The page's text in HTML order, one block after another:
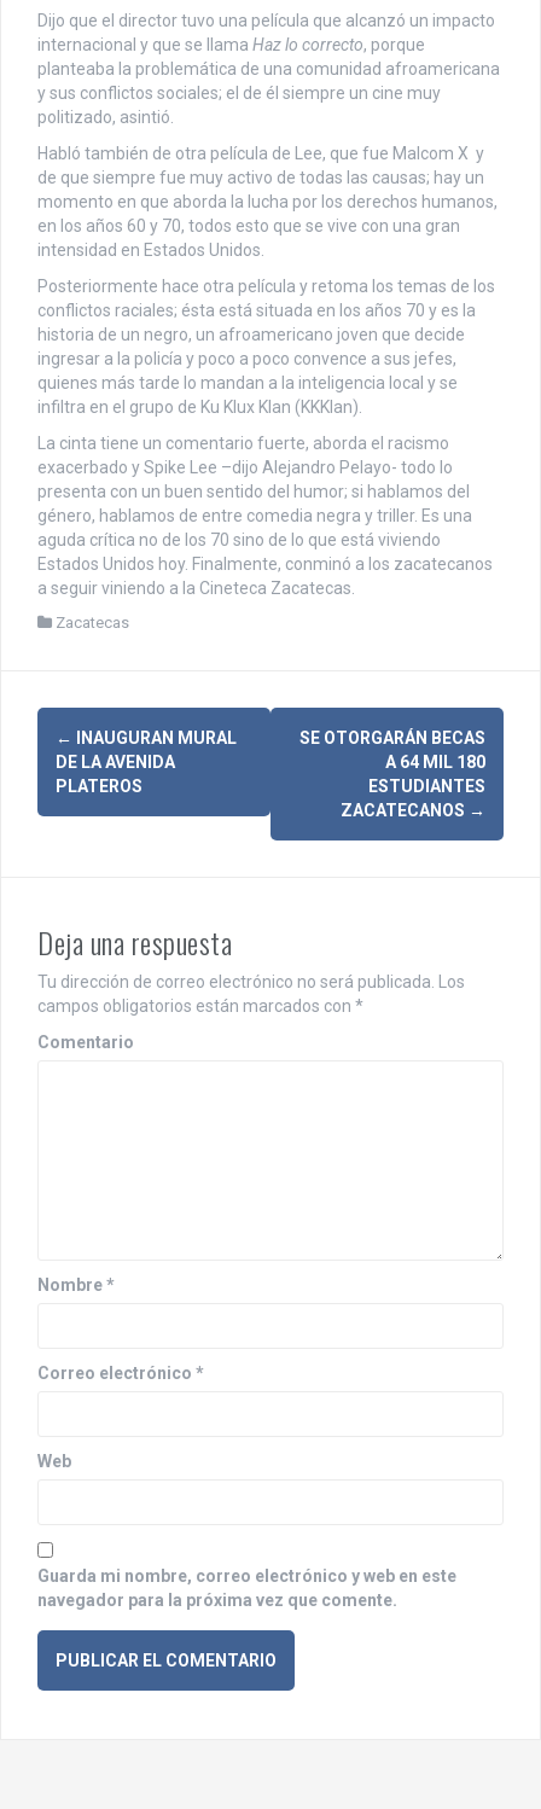
Dijo que el director tuvo una película que alcanzó un impacto
internacional y que se llama Haz lo correcto, porque
planteaba la problemática de una comunidad afroamericana
y sus conflictos sociales; el de él siempre un cine muy
politizado, asintió.
Habló también de otra película de Lee, que fue Malcom X y
de que siempre fue muy activo de todas las causas; hay un
momento en que aborda la lucha por los derechos humanos,
en los años 60 y 70, todos esto que se vive con una gran
intensidad en Estados Unidos.
Posteriormente hace otra película y retoma los temas de los
conflictos raciales; ésta está situada en los años 70 y es la
historia de un negro, un afroamericano joven que decide
ingresar a la policía y poco a poco convence a sus jefes,
quienes más tarde lo mandan a la inteligencia local y se
infiltra en el grupo de Ku Klux Klan (KKKlan).
La cinta tiene un comentario fuerte, aborda el racismo
exacerbado y Spike Lee –dijo Alejandro Pelayo- todo lo
presenta con un buen sentido del humor; si hablamos del
género, hablamos de entre comedia negra y triller. Es una
aguda crítica no de los 70 sino de lo que está viviendo
Estados Unidos hoy. Finalmente, conminó a los zacatecanos
a seguir viniendo a la Cineteca Zacatecas.
Zacatecas
N
g
a
c
i
n
r
d
s
←
INAUGURAN MURAL
DE LA AVENIDA
PLATEROS
SE OTORGARÁN BECAS
A 64 MIL 180
ESTUDIANTES
ZACATECANOS →
Deja una respuesta
Tu dirección de correo electrónico no será publicada.
Los
campos obligatorios están marcados con *
Comentario
Nombre*
Correo electrónico *
Web
Guarda mi nombre, correo electrónico y web en este
navegador para la próxima vez que comente.